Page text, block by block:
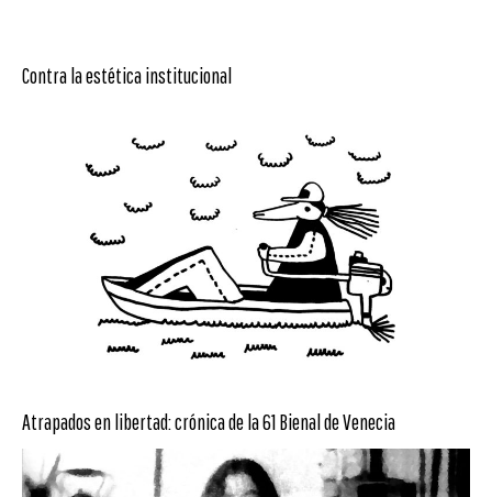
Contra la estética institucional
Atrapados en libertad: crónica de la 61 Bienal de Venecia